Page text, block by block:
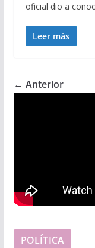
oficial dio a
Leer más
← Anterior
POLÍTICA